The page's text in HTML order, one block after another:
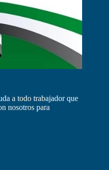
a todo trabajador que
nosotros para